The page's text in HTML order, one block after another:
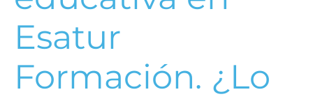
Esatur
Formación. ¿Lo